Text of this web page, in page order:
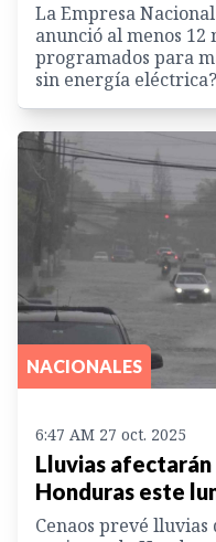
La Empresa
anunció al menos
programados para
sin energía eléctrica?
NACIONALES
6:47 AM 27 oct. 2025
Lluvias
Honduras este
Cenaos prevé